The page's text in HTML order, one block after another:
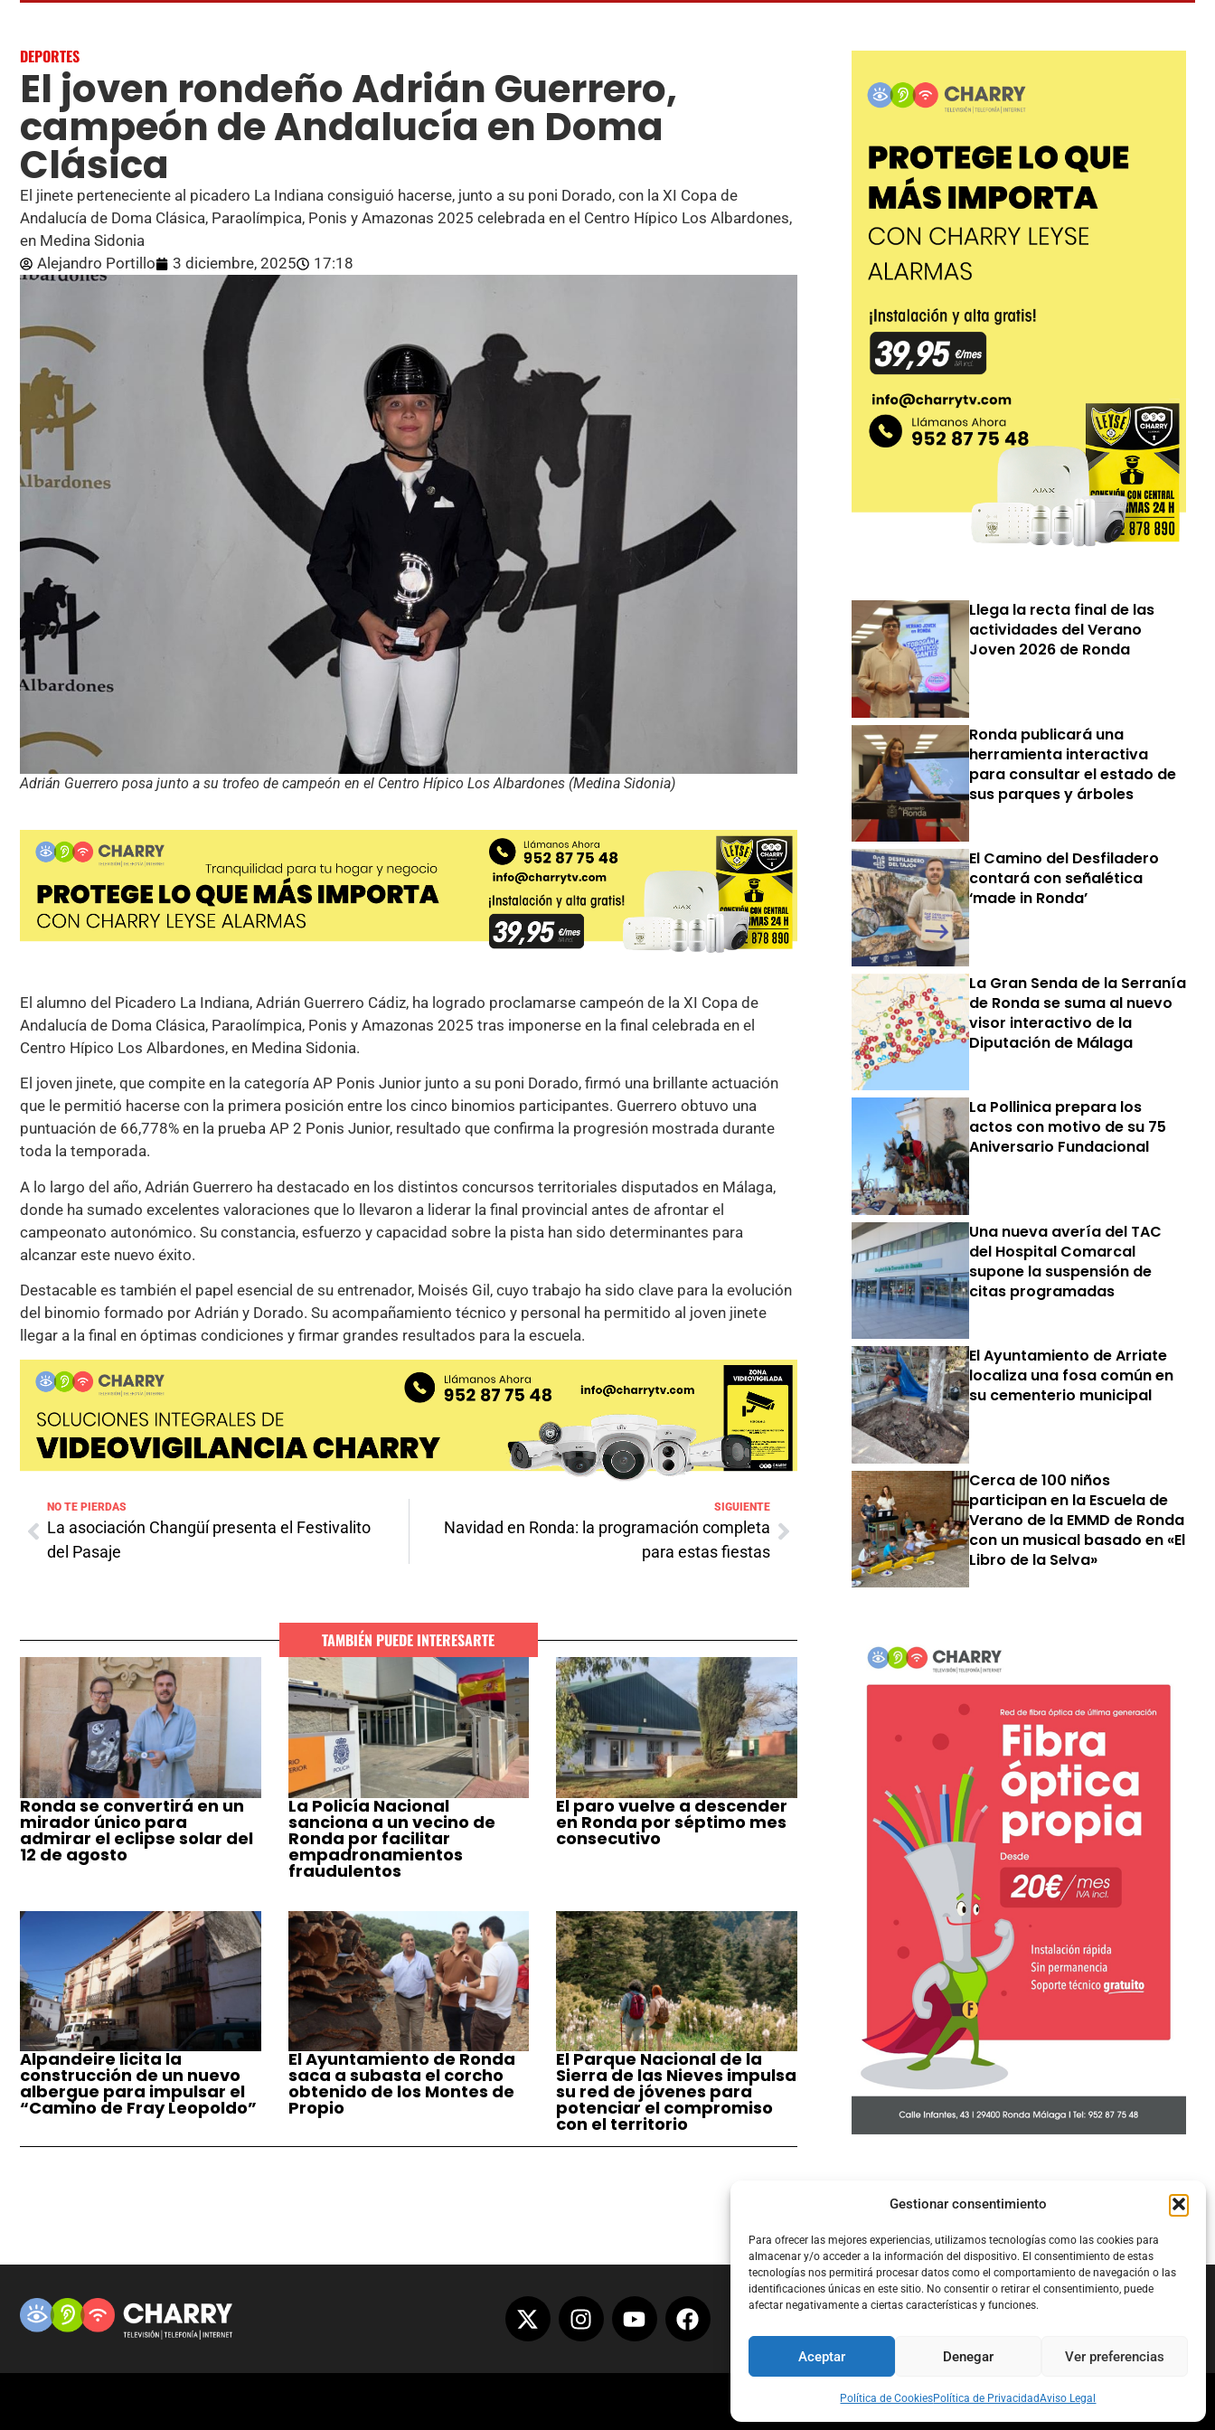
Gestionar consentimiento
Para ofrecer las mejores experiencias, utilizamos tecnologías como las cookies para
almacenar y/o acceder a la información del dispositivo. El consentimiento de estas
tecnologías nos permitirá procesar datos como el comportamiento de navegación o las
identificaciones únicas en este sitio. No consentir o retirar el consentimiento, puede
afectar negativamente a ciertas características y funciones.
Aceptar Denegar Ver preferencias
Política de CookiesPolítica de PrivacidadAviso Legal
DEPORTES
El joven rondeño Adrián Guerrero,
campeón de Andalucía en Doma
Clásica
El jinete perteneciente al picadero La Indiana consiguió hacerse, junto a su poni Dorado, con la XI Copa de
Andalucía de Doma Clásica, Paraolímpica, Ponis y Amazonas 2025 celebrada en el Centro Hípico Los Albardones,
en Medina Sidonia
Alejandro Portillo
3 diciembre, 2025 17:18
Adrián Guerrero posa junto a su trofeo de campeón en el Centro Hípico Los Albardones (Medina Sidonia)
El alumno del Picadero La Indiana, Adrián Guerrero Cádiz, ha logrado proclamarse campeón de la XI Copa de
Andalucía de Doma Clásica, Paraolímpica, Ponis y Amazonas 2025 tras imponerse en la final celebrada en el
Centro Hípico Los Albardones, en Medina Sidonia.
El joven jinete, que compite en la categoría AP Ponis Junior junto a su poni Dorado, firmó una brillante actuación
que le permitió hacerse con la primera posición entre los cinco binomios participantes. Guerrero obtuvo una
puntuación de 66,778% en la prueba AP 2 Ponis Junior, resultado que confirma la progresión mostrada durante
toda la temporada.
A lo largo del año, Adrián Guerrero ha destacado en los distintos concursos territoriales disputados en Málaga,
donde ha sumado excelentes valoraciones que lo llevaron a liderar la final provincial antes de afrontar el
campeonato autonómico. Su constancia, esfuerzo y capacidad sobre la pista han sido determinantes para
alcanzar este nuevo éxito.
Destacable es también el papel esencial de su entrenador, Moisés Gil, cuyo trabajo ha sido clave para la evolución
del binomio formado por Adrián y Dorado. Su acompañamiento técnico y personal ha permitido al joven jinete
llegar a la final en óptimas condiciones y firmar grandes resultados para la escuela.
NO TE PIERDAS
La asociación Changüí presenta el Festivalito
del Pasaje
SIGUIENTE
Navidad en Ronda: la programación completa
para estas fiestas
TAMBIÉN PUEDE INTERESARTE
Ronda se convertirá en un
mirador único para
admirar el eclipse solar del
12 de agosto
La Policía Nacional
sanciona a un vecino de
Ronda por facilitar
empadronamientos
fraudulentos
El paro vuelve a descender
en Ronda por séptimo mes
consecutivo
Alpandeire licita la
construcción de un nuevo
albergue para impulsar el
“Camino de Fray Leopoldo”
El Ayuntamiento de Ronda
saca a subasta el corcho
obtenido de los Montes de
Propio
El Parque Nacional de la
Sierra de las Nieves impulsa
su red de jóvenes para
potenciar el compromiso
con el territorio
Llega la recta final de las
actividades del Verano
Joven 2026 de Ronda
Ronda publicará una
herramienta interactiva
para consultar el estado de
sus parques y árboles
El Camino del Desfiladero
contará con señalética
‘made in Ronda’
La Gran Senda de la Serranía
de Ronda se suma al nuevo
visor interactivo de la
Diputación de Málaga
La Pollinica prepara los
actos con motivo de su 75
Aniversario Fundacional
Una nueva avería del TAC
del Hospital Comarcal
supone la suspensión de
citas programadas
El Ayuntamiento de Arriate
localiza una fosa común en
su cementerio municipal
Cerca de 100 niños
participan en la Escuela de
Verano de la EMMD de Ronda
con un musical basado en «El
Libro de la Selva»
Política de CookiesPolítica de PrivacidadAcerca de Nosotros